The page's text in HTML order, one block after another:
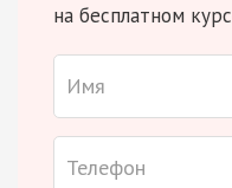
на бесплатном